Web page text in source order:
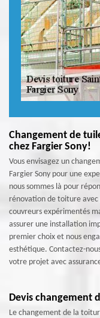
Changement de
chez Fargier Sony!
Vous envisagez un
Fargier Sony pour une
nous sommes là pour
rénovation de toiture avec
couvreurs expérimentés
assurer une installation
premier choix et nous
esthétique. Contactez-
votre projet avec
Devis changement
Le changement de la